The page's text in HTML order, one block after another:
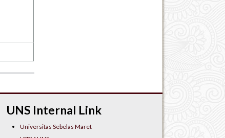
UNS Internal Link
Universitas Sebelas Maret